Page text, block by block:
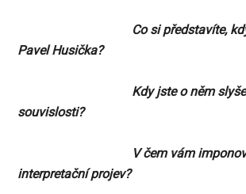
Co si představíte,
Pavel Husička?
Kdy jste o něm slyšel
souvislosti?
V čem vám imponoval
interpretační projev?